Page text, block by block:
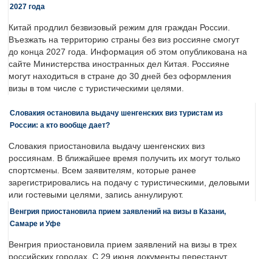
2027 года
Китай продлил безвизовый режим для граждан России.
Въезжать на территорию страны без виз россияне смогут
до конца 2027 года. Информация об этом опубликована на
сайте Министерства иностранных дел Китая. Россияне
могут находиться в стране до 30 дней без оформления
визы в том числе с туристическими целями.
Словакия остановила выдачу шенгенских виз туристам из
России: а кто вообще дает?
Словакия приостановила выдачу шенгенских виз
россиянам. В ближайшее время получить их могут только
спортсмены. Всем заявителям, которые ранее
зарегистрировались на подачу с туристическими, деловыми
или гостевыми целями, запись аннулируют.
Венгрия приостановила прием заявлений на визы в Казани,
Самаре и Уфе
Венгрия приостановила прием заявлений на визы в трех
российских городах. С 29 июня документы перестанут